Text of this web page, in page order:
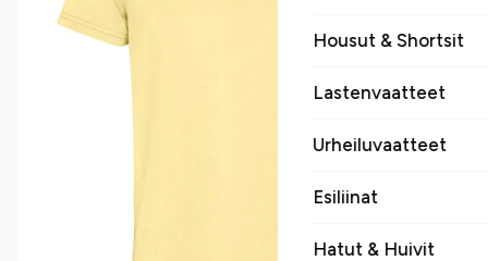
Housut & Shortsit
Lastenvaatteet
Urheiluvaatteet
Esiliinat
Hatut & Huivit